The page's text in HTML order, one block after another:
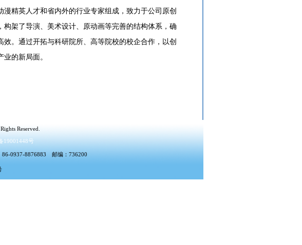
精英人才和省内外的行业专家组成，致力于公司原创
架了导演、美术设计、原动画等完善的结构体系，确
。通过开拓与科研院所、高等院校的校企合作，以创
的新局面。
Reserved.
19001448号
86-0937-8876883 邮编：736200